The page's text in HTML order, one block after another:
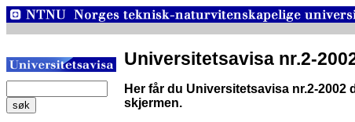
Universitetsavisa nr.2-
Her får du Universitetsavisa nr.2-2002
skjermen.